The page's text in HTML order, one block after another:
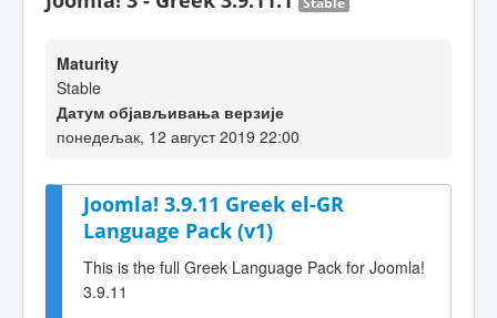
Maturity
Stable
Датум објављивања верзије
понедељак, 12 август 2019 22:00
Joomla! 3.9.11 Greek el-GR
Language Pack (v1)
This is the full Greek Language Pack for Joomla!
3.9.11